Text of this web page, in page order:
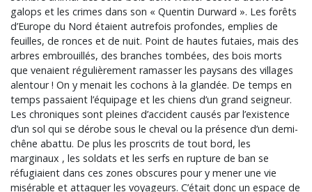
galops et les crimes dans son « Quentin Durward ». Les forêts
d’Europe du Nord étaient autrefois profondes, emplies de
feuilles, de ronces et de nuit. Point de hautes futaies, mais des
arbres embrouillés, des branches tombées, des bois morts
que venaient régulièrement ramasser les paysans des villages
alentour ! On y menait les cochons à la glandée. De temps en
temps passaient l’équipage et les chiens d’un grand seigneur.
Les chroniques sont pleines d’accident causés par l’existence
d’un sol qui se dérobe sous le cheval ou la présence d’un demi-
chêne abattu. De plus les proscrits de tout bord, les
marginaux , les soldats et les serfs en rupture de ban se
réfugiaient dans ces zones obscures pour y mener une vie
misérable et attaquer les voyageurs. C’était donc un espace de